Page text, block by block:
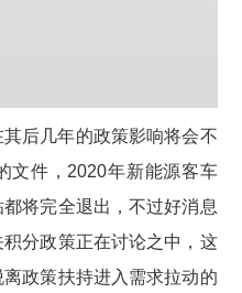
后几年的政策影响将会不
文件，2020年新能源客车
将完全退出，不过好消息
分政策正在讨论之中，这
政策扶持进入需求拉动的